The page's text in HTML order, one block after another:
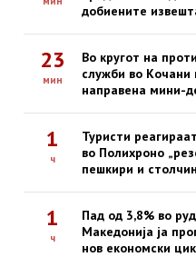
добиените
23
мин
Во кругот на
служби во Кочани
направена мини-
1
ч
Туристи
во Полихроно
пешкири и
1
ч
Пад од 3,8% во
Македонија ја
нов економски